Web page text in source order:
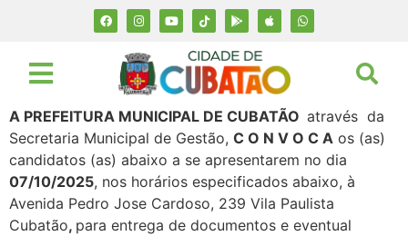
A PREFEITURA MUNICIPAL DE CUBATÃO através da
Secretaria Municipal de Gestão, C O N V O C A os (as)
candidatos (as) abaixo a se apresentarem no dia
07/10/2025, nos horários especificados abaixo, à
Avenida Pedro Jose Cardoso, 239 Vila Paulista
Cubatão, para entrega de documentos e eventual